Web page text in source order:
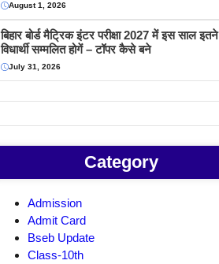
August 1, 2026
बिहार बोर्ड मैट्रिक इंटर परीक्षा 2027 में इस साल इतने
विधार्थी सम्मलित होगें – टॉपर कैसे बने
July 31, 2026
Category
Admission
Admit Card
Bseb Update
Class-10th